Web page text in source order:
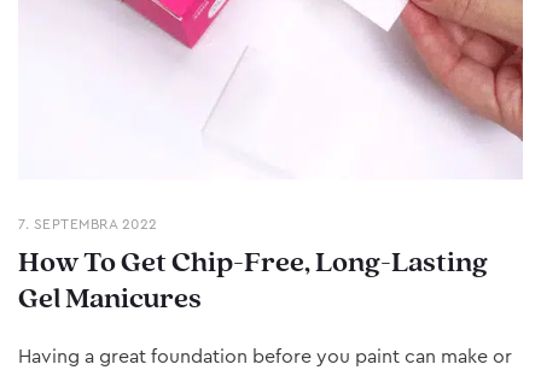
7. SEPTEMBRA 2022
How To Get Chip-Free, Long-Lasting
Gel Manicures
Having a great foundation before you paint can make or